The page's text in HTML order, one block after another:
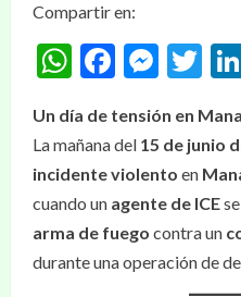
Compartir en:
WhatsApp
Un día de tensión en
La mañana del 15 de junio
incidente violento en
cuando un agente de ICE
arma de fuego contra un
durante una operación de